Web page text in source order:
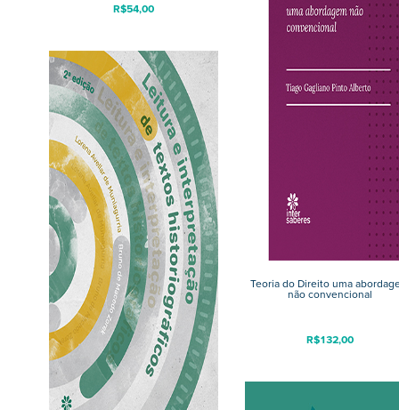
R$54,00
Teoria do Direito uma
não convencional
R$132,00